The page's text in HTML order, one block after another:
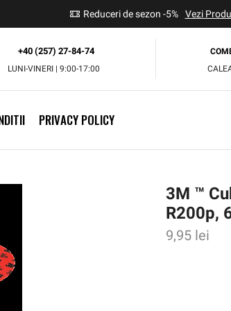
Reduceri de sezon -5% Vezi
+40 (257) 27-84-74
LUNI-VINERI | 9:00-17:00
PRIVACY POLICY
3M ™
R200p,
9,95 lei